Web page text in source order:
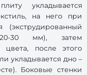
укладывается
на него при
(экструдированный
20-30 мм), затем
цвета, после этого
укладывается дно –
Боковые стенки